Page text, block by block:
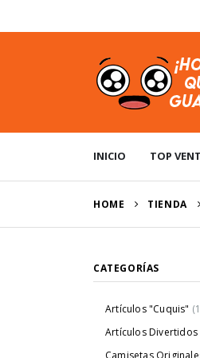
INICIO TOP
HOME TIENDA
CATEGORÍAS
Artículos "Cuquis"
Artículos Divertidos
Camisetas